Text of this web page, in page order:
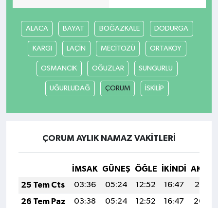
ALACA BAYAT BOĞAZKALE DODURGA
KARGI LAÇİN MECİTÖZÜ ORTAKÖY
OSMANCIK OĞUZLAR SUNGURLU
UĞURLUDAĞ ÇORUM İSKİLİP
ÇORUM AYLIK NAMAZ VAKITLERI
İMSAK GÜNEŞ ÖĞLE İKINDI
25 Tem Cts
03:36 05:24 12:52 16:47
20:10
26 Tem Paz
03:38 05:24 12:52 16:47
20:09